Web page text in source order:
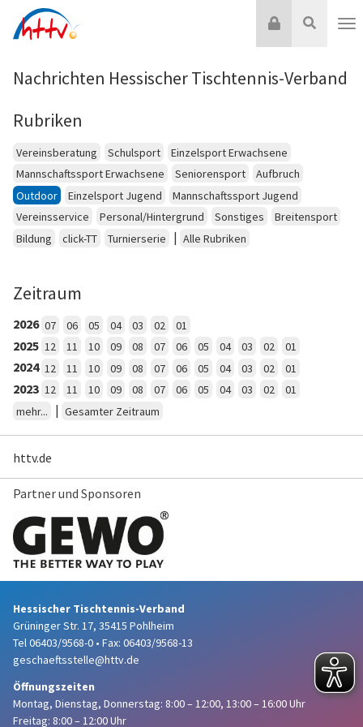
Inhalt
Suche
Login
Nachrichten Hessischer Tischtennis-Verband
Rubriken
Vereinsberatung Schulsport
Einzelsport Erwachsene
Mannschaftssport Erwachsene
Seniorensport
Aufbruch
Outdoor
Einzelsport Jugend
Mannschaftssport Jugend
Vereinsservice
Personal/Hintergrund Sonstiges
Breitensport
Bildung
click-TT Turnierserie | Alle Rubriken
Zeitraum
2026 07 06 05 04 03 02 01
2025 12 11 10 09 08 07 06 05 04 03 02 01
2024 12 11 10 09 08 07 06 05 04 03 02 01
2023 12 11 10 09 08 07 06 05 04 03 02
01
mehr...
| Gesamter Zeitraum
httv.de
Partner und Sponsoren
Hessischer Tischtennis-Verband
Grüninger Str. 17, 35415 Pohlheim
Tel 06403/9568-0 • Fax: 06403/9568-13
geschaeftsstelle@httv.de
Öffnungszeiten
Montag, Dienstag, Donnerstag: 8:00 – 12:00, 13:00 – 16:00 Uhr
Freitag: 8:00 – 12:00 Uhr